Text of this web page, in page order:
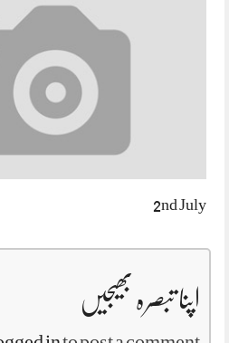
2nd July
اپنا تبصرہ بھیجیں